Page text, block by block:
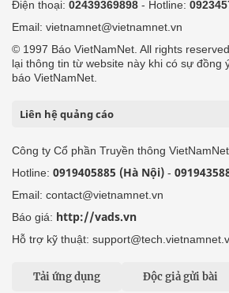
Điện thoại: 02439369898 - Hotline:
Email: vietnamnet@vietnamnet.vn
© 1997 Báo VietNamNet. All rights
lại thông tin từ website này khi có sự đồng
báo VietNamNet.
Liên hệ quảng cáo
Công ty Cổ phần Truyền thông VietNamNet
Hotline: 0919405885 (Hà Nội) -
Email: contact@vietnamnet.vn
Báo giá: http://vads.vn
Hỗ trợ kỹ thuật:
Tải ứng dụng Độc giả gửi bài